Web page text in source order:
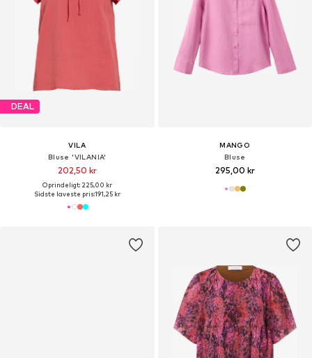
DEAL
VILA
Bluse 'VILANIA'
202,50 kr
Oprindeligt: 225,00 kr
Sidste laveste pris:191,25 kr
MANGO
Bluse
295,00 kr